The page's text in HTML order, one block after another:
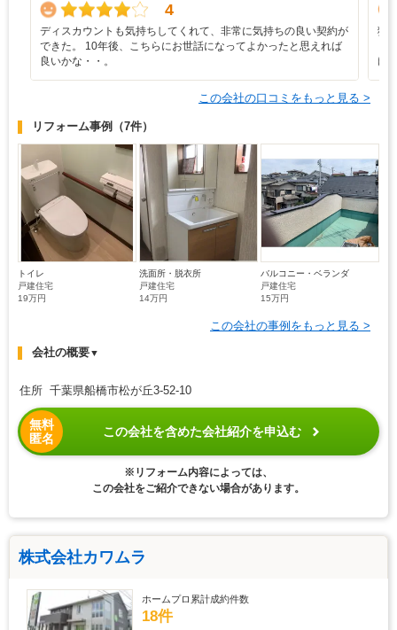
4
ディスカウントも気持ちしてくれて、非常に気持ちの良い契約が
できた。 10年後、こちらにお世話になってよかったと思えれば
良いかな・・。
猛
け
この会社の口コミをもっと見る >
リフォーム事例 （7件）
トイレ
戸建住宅
19万円
洗面所・脱衣所
戸建住宅
14万円
バルコニー・ベランダ
戸建住宅
15万円
この会社の事例をもっと見る >
会社の概要▼
住所 千葉県船橋市松が丘3-52-10
無料
匿名
この会社を含めた会社紹介を申込む
※リフォーム内容によっては、
この会社をご紹介できない場合があります。
株式会社カワムラ
ホームプロ累計成約件数
18件